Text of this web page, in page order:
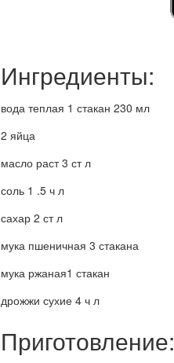
Ингредиенты:
вода теплая 1 стакан 230 мл
2 яйца
масло раст 3 ст л
соль 1 .5 ч л
сахар 2 ст л
мука пшеничная 3 стакана
мука ржаная1 стакан
дрожжи сухие 4 ч л
Приготовление: